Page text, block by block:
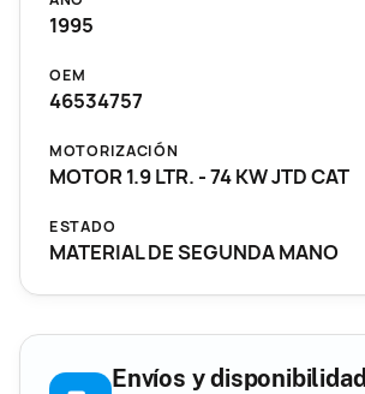
1995
OEM
46534757
MOTORIZACIÓN
MOTOR 1.9 LTR. - 74 KW JTD CAT
ESTADO
MATERIAL DE SEGUNDA MANO
Envíos y disponibilidad